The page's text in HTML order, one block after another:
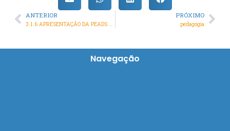
Prev
ANTERIOR
3.1.6 APRESENTAÇÃO DA PEADS PARA UDIME
PRÓXIMO
pedagogia
Navegação